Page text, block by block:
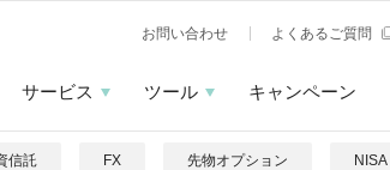
お問い合わせ よくあるご質問
サービス ツール キャンペーン
信託 FX 先物オプション NISA